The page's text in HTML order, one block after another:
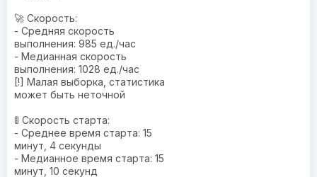
🚀 Скорость:
- Средняя скорость
выполнения: 985 ед./час
- Медианная скорость
выполнения: 1028 ед./час
[!] Малая выборка, статистика
может быть неточной
🚦 Скорость старта:
- Среднее время старта: 15
минут, 4 секунды
- Медианное время старта: 15
минут, 10 секунд